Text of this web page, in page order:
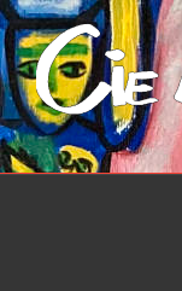
Passer
au
contenu